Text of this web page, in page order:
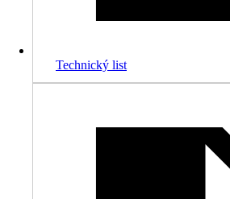
Technický list